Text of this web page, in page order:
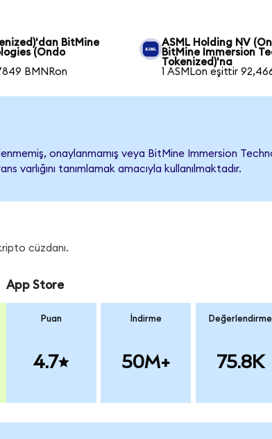
BitMine
(Ondo
BMNRon
ASML Holding NV
BitMine Immersion
Tokenized)'na
1 ASMLon eşittir
onaylanmamış veya BitMine Immersion
tanımlamak amacıyla kullanılmaktadır.
cüzdanı.
App Store
Puan
4.7
İndirme
50M+
Değerlendirme
75.8K